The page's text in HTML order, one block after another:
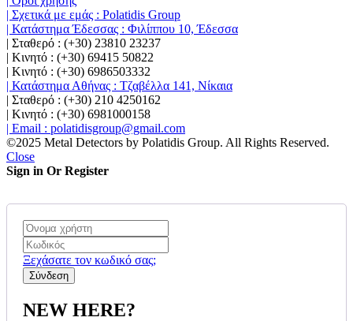
| Σχετικά με εμάς : Polatidis Group
| Κατάστημα Έδεσσας : Φιλίππου 10, Έδεσσα
| Σταθερό : (+30) 23810 23237
| Κινητό : (+30) 69415 50822
| Κινητό : (+30) 6986503332
| Κατάστημα Αθήνας : Τζαβέλλα 141, Νίκαια
| Σταθερό : (+30) 210 4250162
| Κινητό : (+30) 6981000158
| Email : polatidisgroup@gmail.com
©2025 Metal Detectors by Polatidis Group. All Rights Reserved.
Close
Sign in Or Register
Ξεχάσατε τον κωδικό σας;
NEW HERE?